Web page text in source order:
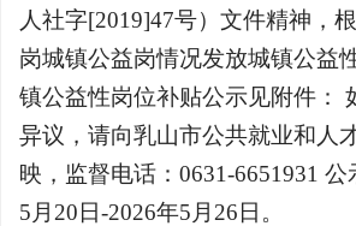
人社字[2019]47号）文件精神，
岗城镇公益岗情况发放城镇公益
镇公益性岗位补贴公示见附件：
异议，请向乳山市公共就业和人
映，监督电话：0631-6651931
5月20日-2026年5月26日。